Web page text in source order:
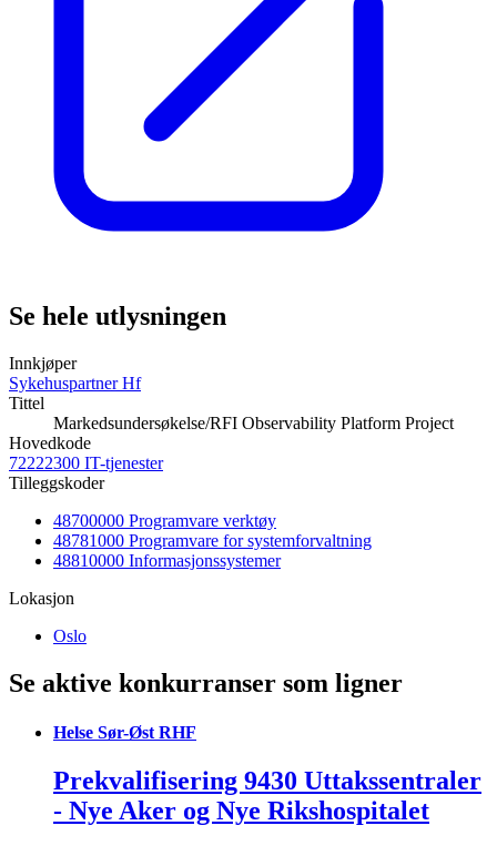
Se hele utlysningen
Innkjøper
Sykehuspartner Hf
Tittel
Markedsundersøkelse/RFI Observability Platform Project
Hovedkode
72222300 IT-tjenester
Tilleggskoder
48700000 Programvare verktøy
48781000 Programvare for systemforvaltning
48810000 Informasjonssystemer
Lokasjon
Oslo
Se aktive konkurranser som ligner
Helse Sør-Øst RHF
Prekvalifisering 9430 Uttakssentraler
- Nye Aker og Nye Rikshospitalet